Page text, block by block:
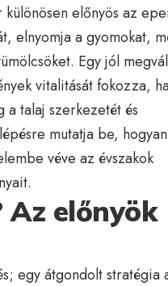
előnyös az
elnyomja a gyomokat,
Egy jól
vitalitását fokozza,
a talaj szerkezetét és
mutatja be, hogyan
véve az évszakok
Az előnyök
egy átgondolt stratégia